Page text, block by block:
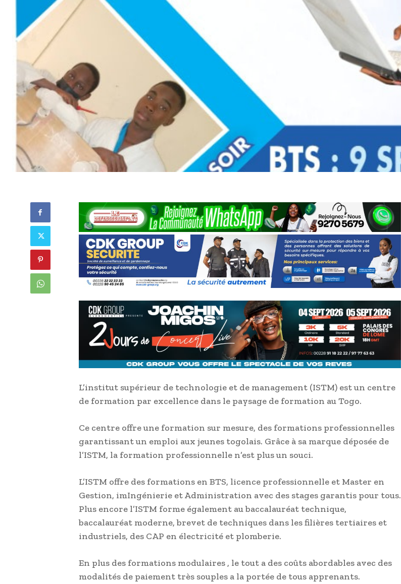
L’institut supérieur de technologie et de management (ISTM) est un centre
de formation par excellence dans le paysage de formation au Togo.
Ce centre offre une formation sur mesure, des formations professionnelles
garantissant un emploi aux jeunes togolais. Grâce à sa marque déposée de
l’ISTM, la formation professionnelle n’est plus un souci.
L’ISTM offre des formations en BTS, licence professionnelle et Master en
Gestion, imIngénierie et Administration avec des stages garantis pour tous.
Plus encore l’ISTM forme également au baccalauréat technique,
baccalauréat moderne, brevet de techniques dans les filières tertiaires et
industriels, des CAP en électricité et plomberie.
En plus des formations modulaires , le tout a des coûts abordables avec des
modalités de paiement très souples a la portée de tous apprenants.